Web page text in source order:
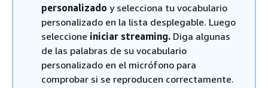
personalizado y selecciona tu vocabulario
personalizado en la lista desplegable. Luego
seleccione iniciar streaming. Diga algunas
de las palabras de su vocabulario
personalizado en el micrófono para
comprobar si se reproducen correctamente.